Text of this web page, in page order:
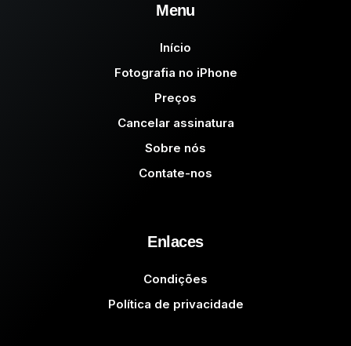
Menu
Início
Fotografia no iPhone
Preços
Cancelar assinatura
Sobre nós
Contate-nos
Enlaces
Condições
Política de privacidade